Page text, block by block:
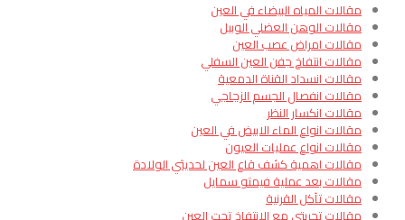
مقالات المياه البيضاء في العين
مقالات الوهن العضلي الوبيل
مقالات امراض عصب العين
مقالات انتفاخ جفن العين السفلي
مقالات انسداد القناة الدمعية
مقالات انفصال الجسم الزجاجي
مقالات انكسار النظر
مقالات انواع الماء الابيض في العين
مقالات انواع عمليات العيون
مقالات اهمية كشف قاع العين لحديثي الولادة
مقالات بعد عملية فيمتو سمايل
مقالات تآكل القرنية
مقالات تجربتي مع الانتفاخ تحت العين